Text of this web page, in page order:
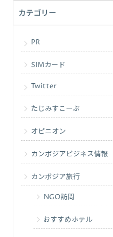
カテゴリー
PR
SIMカード
Twitter
たじみすこーぷ
オピニオン
カンボジアビジネス情報
カンボジア旅行
NGO訪問
おすすめホテル